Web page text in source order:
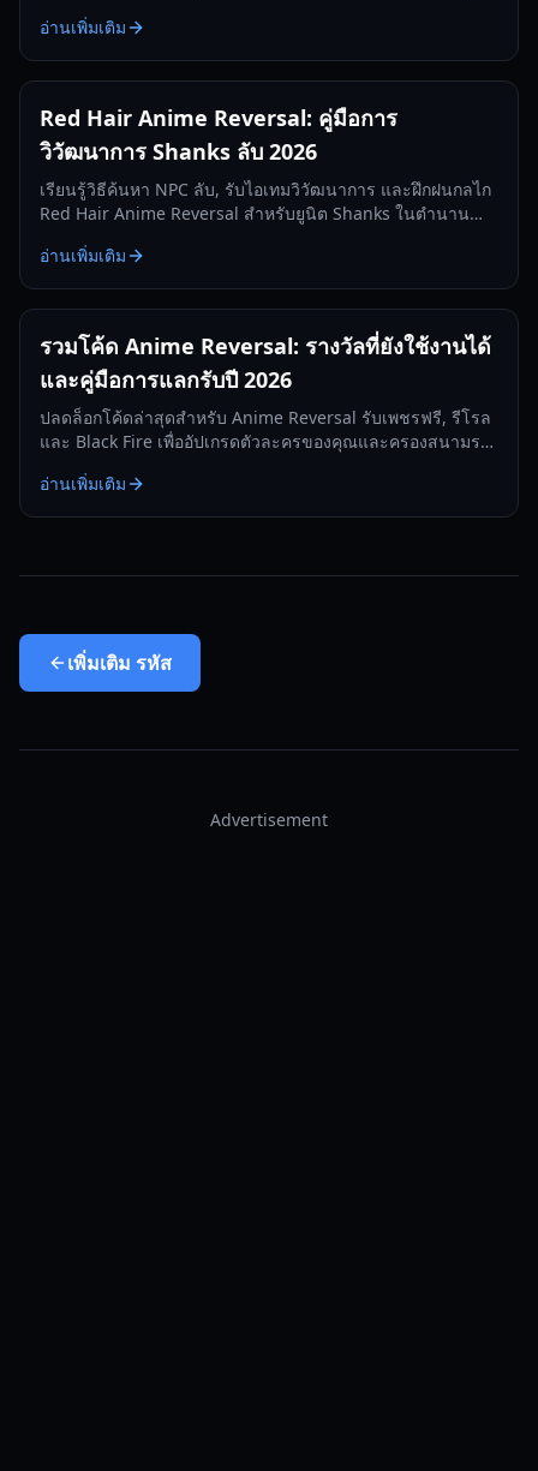
อ่านเพิ่มเติม
Red Hair Anime Reversal: คู่มือการ
วิวัฒนาการ Shanks ลับ 2026
เรียนรู้วิธีค้นหา NPC ลับ, รับไอเทมวิวัฒนาการ และฝึกฝนกลไก
Red Hair Anime Reversal สำหรับยูนิต Shanks ในตำนาน
อ่านเพิ่มเติม
รวมโค้ด Anime Reversal: รางวัลที่ยังใช้งานได้
และคู่มือการแลกรับปี 2026
ปลดล็อกโค้ดล่าสุดสำหรับ Anime Reversal รับเพชรฟรี, รีโรล
และ Black Fire เพื่ออัปเกรดตัวละครของคุณและครองสนามรบ
อ่านเพิ่มเติม
เพิ่มเติม รหัส
Advertisement